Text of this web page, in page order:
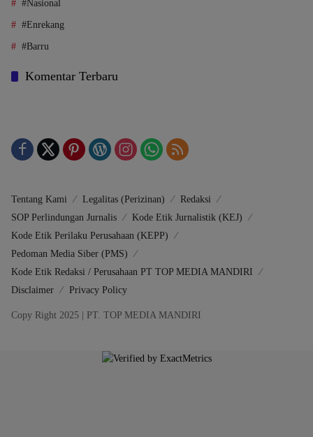
#Nasional
#Enrekang
#Barru
Komentar Terbaru
Tentang Kami Legalitas (Perizinan)
Redaksi
SOP Perlindungan Jurnalis
Kode Etik Jurnalistik (KEJ)
Kode Etik Perilaku Perusahaan (KEPP)
Pedoman Media Siber (PMS)
Kode Etik Redaksi / Perusahaan PT TOP MEDIA MANDIRI
Disclaimer
Privacy Policy
Copy Right 2025 | PT. TOP MEDIA MANDIRI